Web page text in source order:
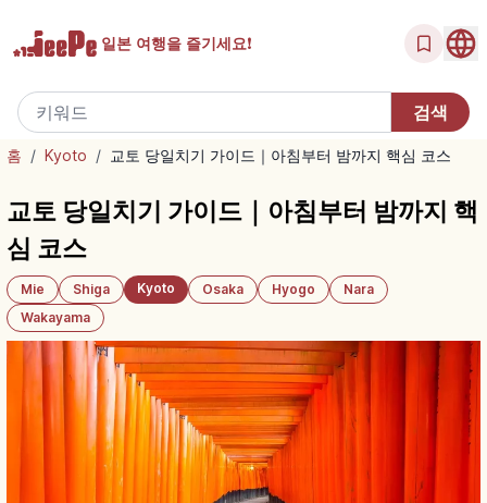
일본 여행을 즐기세요!
홈 / Kyoto / 교토 당일치기 가이드｜아침부터 밤까지 핵심 코스
교토 당일치기 가이드｜아침부터 밤까지 핵
심 코스
Mie Shiga Kyoto Osaka Hyogo
Nara
Wakayama